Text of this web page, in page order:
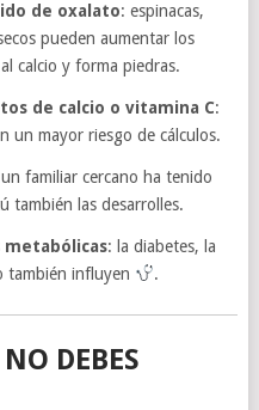
de oxalato: espinacas,
pueden aumentar los
calcio y forma piedras.
de calcio o vitamina C:
un mayor riesgo de cálculos.
familiar cercano ha tenido
también las desarrolles.
metabólicas: la diabetes, la
también influyen
.
DEBES